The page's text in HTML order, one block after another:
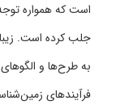
است که همواره
جلب کرده است.
به طرح‌ها و
فرآیندهای